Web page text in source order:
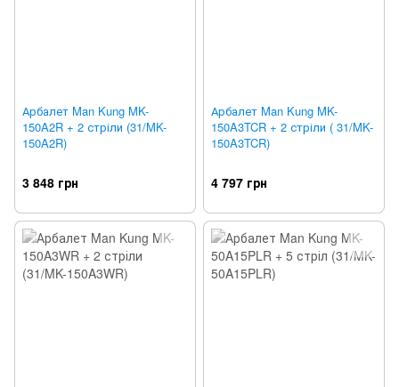
Арбалет Man Kung MK-
150A2R + 2 стріли (31/MK-
150A2R)
3 848 грн
Арбалет Man Kung MK-
150A3TCR + 2 стріли ( 31/MK-
150A3TCR)
4 797 грн